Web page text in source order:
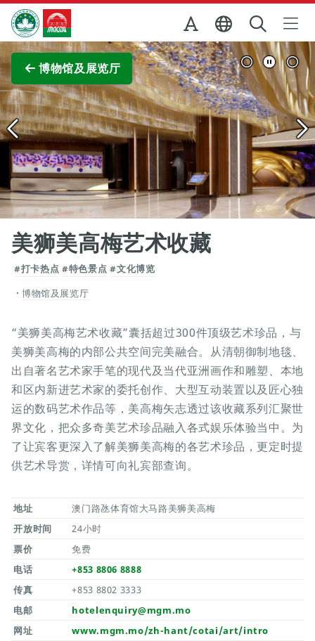
跳至主内容
澳门特别行政区政府旅游局
博物馆及展览厅
查看原图
美狮美高梅艺术收藏
#打卡热点 #特色景点 #文化博览
博物馆及展览厅
“美狮美高梅艺术收藏”囊括超过300件顶级艺术珍品，与
美狮美高梅的内部公共空间完美融合。从清朝御制地毯、
出自著名艺术家手笔的现代及当代亚洲画作和雕塑、本地
和区内新进艺术家的委托创作、大型互动装置以及匠心独
运的数码艺术作品等，美高梅矢志透过该收藏系列汇聚世
界文化，把众多奇美艺术珍品融入各式娱乐体验当中。为
了让宾客更深入了解美狮美高梅的各艺术珍品，更定时提
供艺术导赏，详情可向礼宾部查询。
地址
澳门路氹体育馆大马路美狮美高梅
开放时间
24小时
票价
免费
电话
+853 8806 8888
传真
+853 8802 3333
电邮
hotelenquiry@mgm.mo
网址
www.mgm.mo/zh-hant/cotai/art/intro